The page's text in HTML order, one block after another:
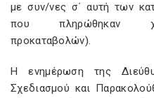
με συν/νες σ΄ αυτή των
που πληρώθηκαν
προκαταβολών).
Η ενημέρωση της
Σχεδιασμού και